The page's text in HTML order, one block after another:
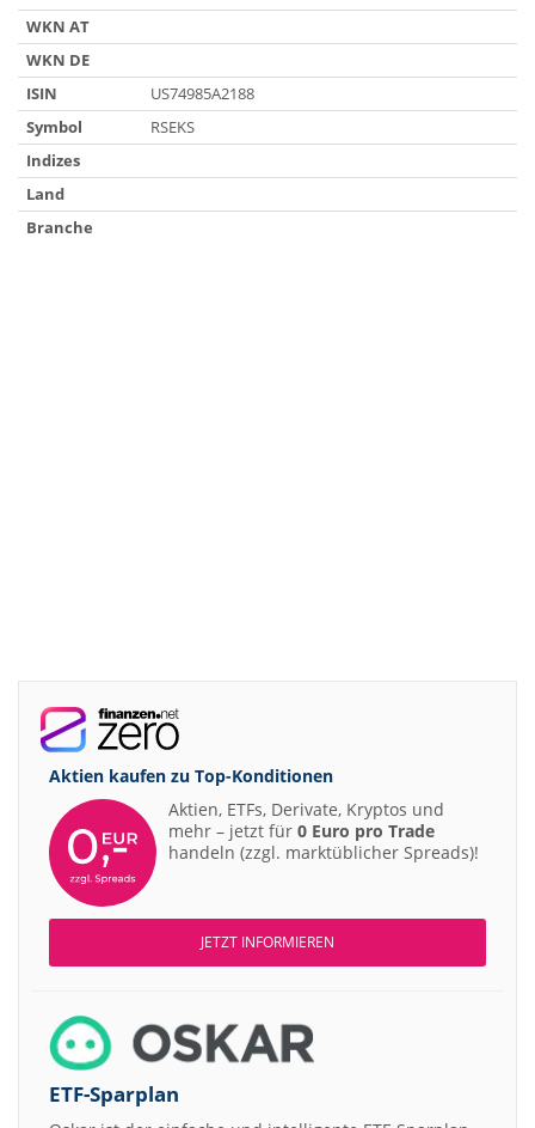
WKN AT
WKN DE
ISIN
US74985A2188
Symbol
RSEKS
Indizes
Land
Branche
Aktien kaufen zu Top-Konditionen
Aktien, ETFs, Derivate, Kryptos und
mehr – jetzt für 0 Euro pro Trade
handeln (zzgl. marktüblicher Spreads)!
JETZT INFORMIEREN
ETF-Sparplan